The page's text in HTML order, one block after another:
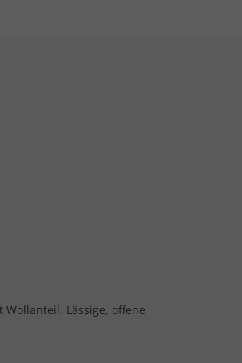
Lässige, offene